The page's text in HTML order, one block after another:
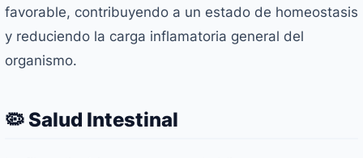
favorable, contribuyendo a un estado de homeostasis
y reduciendo la carga inflamatoria general del
organismo.
🦠 Salud Intestinal